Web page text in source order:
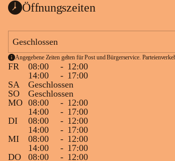
Öffnungszeiten
Geschlossen
Angegebene Zeiten gelten für Post und Bürgerservice.
FR 08:00 - 12:00
14:00
- 17:00
SA
Geschlossen
SO
Geschlossen
MO 08:00 - 12:00
14:00
- 17:00
DI
08:00 - 12:00
14:00
- 17:00
MI
08:00 - 12:00
14:00
- 17:00
DO
08:00 - 12:00